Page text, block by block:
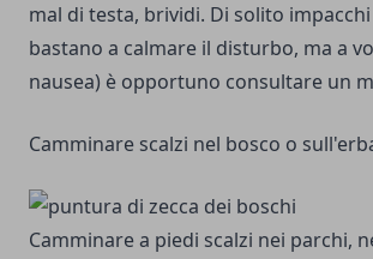
mal di testa, brividi. Di solito
bastano a calmare il disturbo, ma a
nausea) è opportuno consultare un
Camminare scalzi nel bosco o
Camminare a piedi scalzi nei parchi,